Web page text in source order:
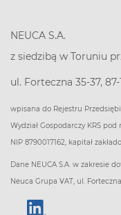
NEUCA S.A.
z siedzibą w Toruniu
ul. Forteczna 35-37,
wpisana do Rejestru
Wydział Gospodarczy KRS
NIP 8790017162, kapitał
Dane NEUCA S.A. w zakresie
Neuca Grupa VAT, ul.